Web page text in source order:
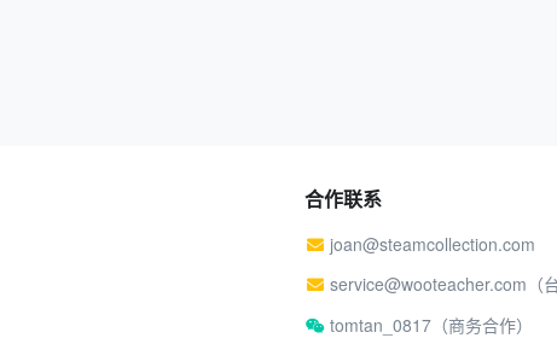
合作联系
joan@steamcollection.com
service@wooteacher.com（
tomtan_0817（商务合作）